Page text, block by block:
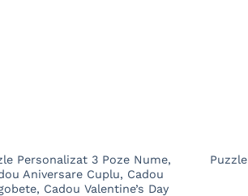
Personalizat 3 Poze Nume,
Aniversare Cuplu, Cadou
Cadou Valentine’s Day